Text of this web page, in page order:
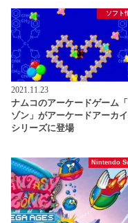
ソフト
2021.11.23
ナムコのアーケードゲーム
ゾン」がアーケードアーカ
シリーズに登場
Nintendo